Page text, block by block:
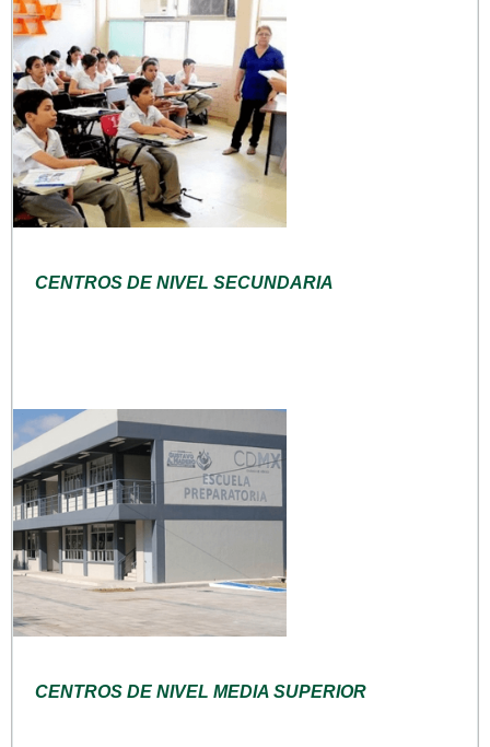
CENTROS DE NIVEL SECUNDARIA
CENTROS DE NIVEL MEDIA SUPERIOR